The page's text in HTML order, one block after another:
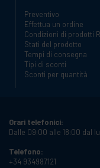
Preventivo
Effettua un ordine
Condizioni di prodotti
Stati del prodotto
Tempi di consegna
Tipi di sconti
Sconti per quantità
Orari telefonici:
Dalle 09:00 alle 18:00 dal
Telefono:
+34 934987121